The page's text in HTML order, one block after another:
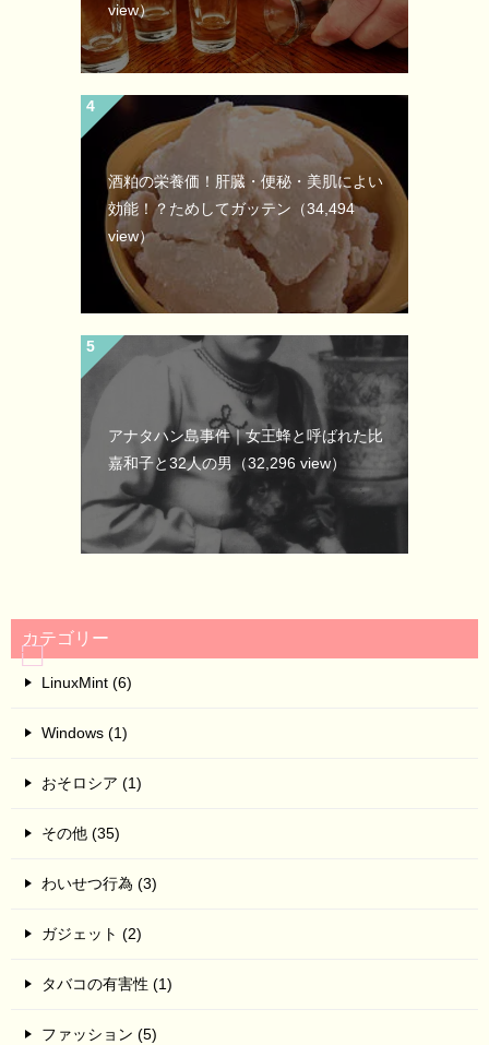
view）
酒粕の栄養価！肝臓・便秘・美肌によい
効能！？ためしてガッテン （34,494
view）
アナタハン島事件｜女王蜂と呼ばれた比
嘉和子と32人の男（32,296 view）
カテゴリー
LinuxMint (6)
Windows (1)
おそロシア (1)
その他 (35)
わいせつ行為 (3)
ガジェット (2)
タバコの有害性 (1)
ファッション (5)